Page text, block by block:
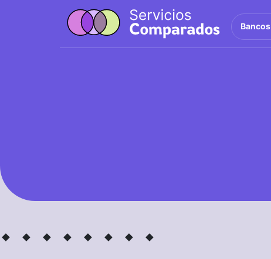
Bancos
· · · · · · · ·